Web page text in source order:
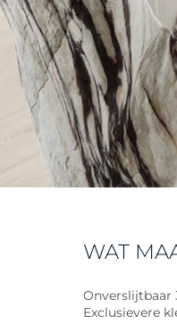
WAT
Onverslijtbaar
Exclusievere